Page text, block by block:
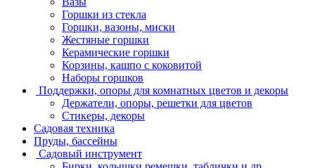
Горшки из стекла
Горшки, вазоны, миски
Жестяные горшки
Керамические горшки
Корзины, кашпо с коковитой
Наборы горшков
Поддержки, опоры для комнатных цветов и декоры
Держатели, опоры, решетки для цветов
Стикеры, декоры
Садовая техника
Пруды, бассейны
Садовый инструмент